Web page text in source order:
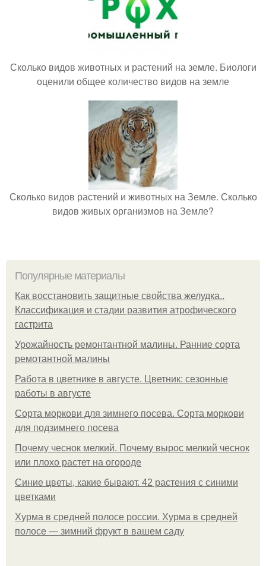
Сколько видов животных и растений на земле. Биологи
оценили общее количество видов на земле
Сколько видов растений и животных на Земле. Сколько
видов живых организмов на Земле?
Популярные материалы
Как восстановить защитные свойства желудка..
Классификация и стадии развития атрофического
гастрита
Урожайность ремонтантной малины. Ранние сорта
ремотантной малины
Работа в цветнике в августе. Цветник: сезонные
работы в августе
Сорта моркови для зимнего посева. Сорта моркови
для подзимнего посева
Почему чеснок мелкий. Почему вырос мелкий чеснок
или плохо растет на огороде
Синие цветы, какие бывают. 42 растения с синими
цветками
Хурма в средней полосе россии. Хурма в средней
полосе — зимний фрукт в вашем саду